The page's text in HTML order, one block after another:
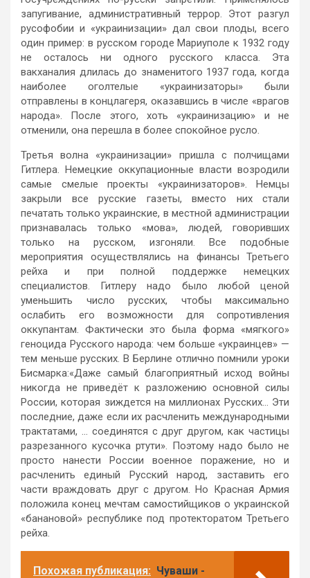
запугивание, административный террор. Этот разгул
русофобии и «украинизации» дал свои плоды, всего
один пример: в русском городе Мариуполе к 1932 году
не осталось ни одного русского класса. Эта
вакханалия длилась до знаменитого 1937 года, когда
наиболее оголтелые «украинизаторы» были
отправлены в концлагеря, оказавшись в числе «врагов
народа». После этого, хоть «украинизацию» и не
отменили, она перешла в более спокойное русло.
Третья волна «украинизации» пришла с полчищами
Гитлера. Немецкие оккупационные власти возродили
самые смелые проекты «украинизаторов». Немцы
закрыли все русские газеты, вместо них стали
печатать только украинские, в местной администрации
признавалась только «мова», людей, говоривших
только на русском, изгоняли. Все подобные
мероприятия осуществлялись на финансы Третьего
рейха и при полной поддержке немецких
специалистов. Гитлеру надо было любой ценой
уменьшить число русских, чтобы максимально
ослабить его возможности для сопротивления
оккупантам. Фактически это была форма «мягкого»
геноцида Русского народа: чем больше «украинцев» —
тем меньше русских. В Берлине отлично помнили уроки
Бисмарка:«Даже самый благоприятный исход войны
никогда не приведёт к разложению основной силы
России, которая зиждется на миллионах Русских… Эти
последние, даже если их расчленить международными
трактатами, … соединятся с друг другом, как частицы
разрезанного кусочка ртути». Поэтому надо было не
просто нанести России военное поражение, но и
расчленить единый Русский народ, заставить его
части враждовать друг с другом. Но Красная Армия
положила конец мечтам самостийщиков о украинской
«банановой» республике под протекторатом Третьего
рейха.
Похожая публикация: Чуваши -